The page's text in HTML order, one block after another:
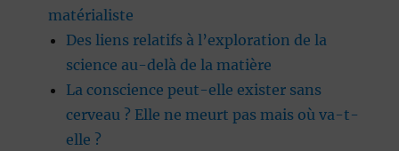
matérialiste
Des liens relatifs à l’exploration de la
science au-delà de la matière
La conscience peut-elle exister sans
cerveau ? Elle ne meurt pas mais où va-t-
elle ?